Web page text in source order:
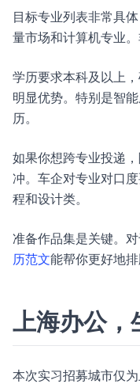
目标专业列表非常具
量市场和计算机专业
学历要求本科及以上
明显优势。特别是智
历。
如果你想跨专业投递
冲。车企对专业对口
程和设计类。
准备作品集是关键。对
历范文能帮你更好地
上海办公，
本次实习招募城市仅